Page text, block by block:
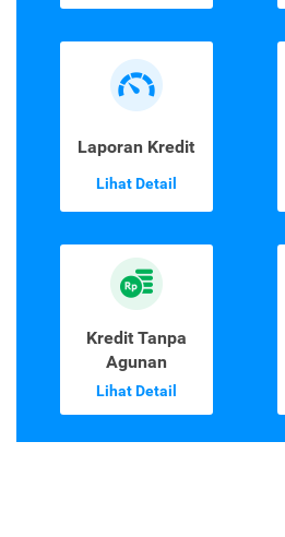
Laporan Kredit
Lihat Detail
Kredit Tanpa
Agunan
Lihat Detail